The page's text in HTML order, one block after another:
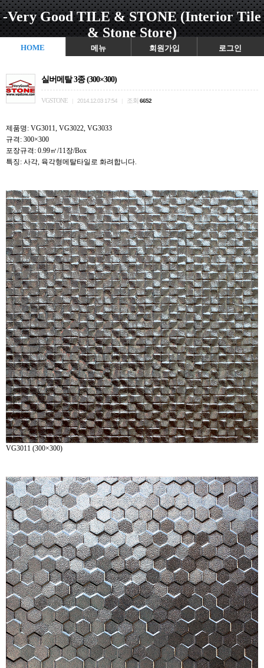
-Very Good TILE & STONE (Interior Tile
& Stone Store)
HOME 메뉴 회원가입 로그인
실버메탈 3종 (300×300)
VGSTONE 2014.12.03 17:54 조회 6652
제품명: VG3011, VG3022, VG3033
규격: 300×300
포장규격: 0.99㎡/11장/Box
특징: 사각, 육각형메탈타일로 화려합니다.
VG3011 (300×300)